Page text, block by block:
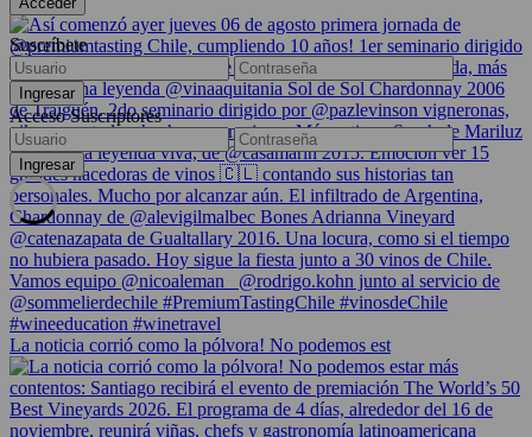
La noticia corrió como la pólvora! No podemos est
Suscríbete
Acceso Suscriptores